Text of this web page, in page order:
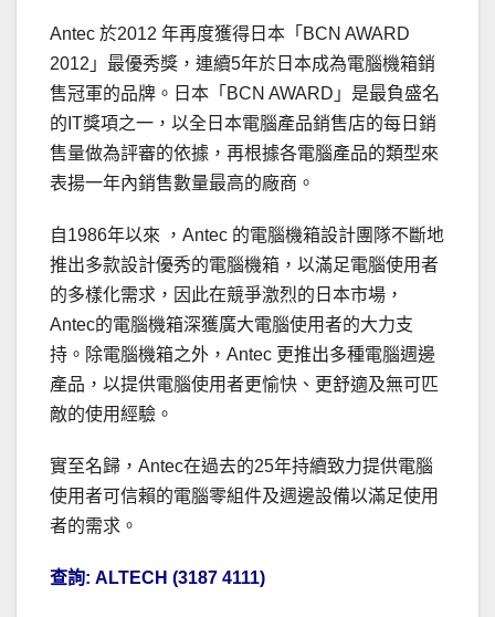
Antec 於2012 年再度獲得日本「BCN AWARD
2012」最優秀獎，連續5年於日本成為電腦機箱銷
售冠軍的品牌。日本「BCN AWARD」是最負盛名
的IT獎項之一，以全日本電腦產品銷售店的每日銷
售量做為評審的依據，再根據各電腦產品的類型來
表揚一年內銷售數量最高的廠商。
自1986年以來 ，Antec 的電腦機箱設計團隊不斷地
推出多款設計優秀的電腦機箱，以滿足電腦使用者
的多樣化需求，因此在競爭激烈的日本市場，
Antec的電腦機箱深獲廣大電腦使用者的大力支
持。除電腦機箱之外，Antec 更推出多種電腦週邊
產品，以提供電腦使用者更愉快、更舒適及無可匹
敵的使用經驗。
實至名歸，Antec在過去的25年持續致力提供電腦
使用者可信賴的電腦零組件及週邊設備以滿足使用
者的需求。
查詢: ALTECH (3187 4111)